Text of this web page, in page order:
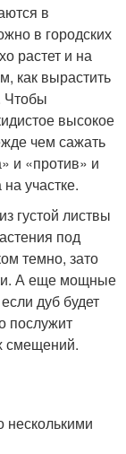
в
в городских
растет и на
как вырастить
Чтобы
высокое
чем сажать
и «против» и
участке.
густой листвы
под
темно, зато
А еще мощные
дуб будет
послужит
смещений.